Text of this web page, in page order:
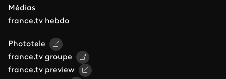
Médias
france.tv hebdo
Phototele
france.tv groupe
france.tv preview